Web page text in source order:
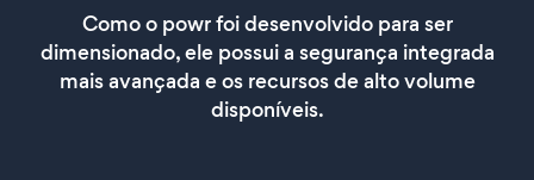
Como o powr foi desenvolvido para ser
dimensionado, ele possui a segurança integrada
mais avançada e os recursos de alto volume
disponíveis.